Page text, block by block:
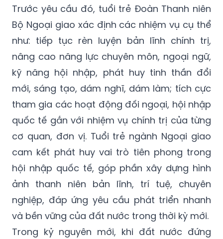
Trước yêu cầu đó, tuổi trẻ Đoàn Thanh niên
Bộ Ngoại giao xác định các nhiệm vụ cụ thể
như: tiếp tục rèn luyện bản lĩnh chính trị,
nâng cao năng lực chuyên môn, ngoại ngữ,
kỹ năng hội nhập, phát huy tinh thần đổi
mới, sáng tạo, dám nghĩ, dám làm; tích cực
tham gia các hoạt động đối ngoại, hội nhập
quốc tế gắn với nhiệm vụ chính trị của từng
cơ quan, đơn vị. Tuổi trẻ ngành Ngoại giao
cam kết phát huy vai trò tiên phong trong
hội nhập quốc tế, góp phần xây dựng hình
ảnh thanh niên bản lĩnh, trí tuệ, chuyên
nghiệp, đáp ứng yêu cầu phát triển nhanh
và bền vững của đất nước trong thời kỳ mới.
Trong kỷ nguyên mới, khi đất nước đứng